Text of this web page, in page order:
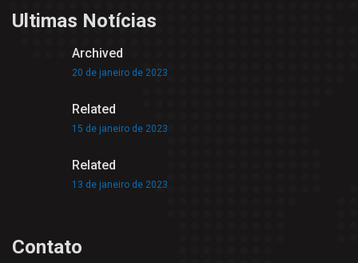
Ultimas Notícias
Archived
20 de janeiro de 2023
Related
15 de janeiro de 2023
Related
13 de janeiro de 2023
Contato